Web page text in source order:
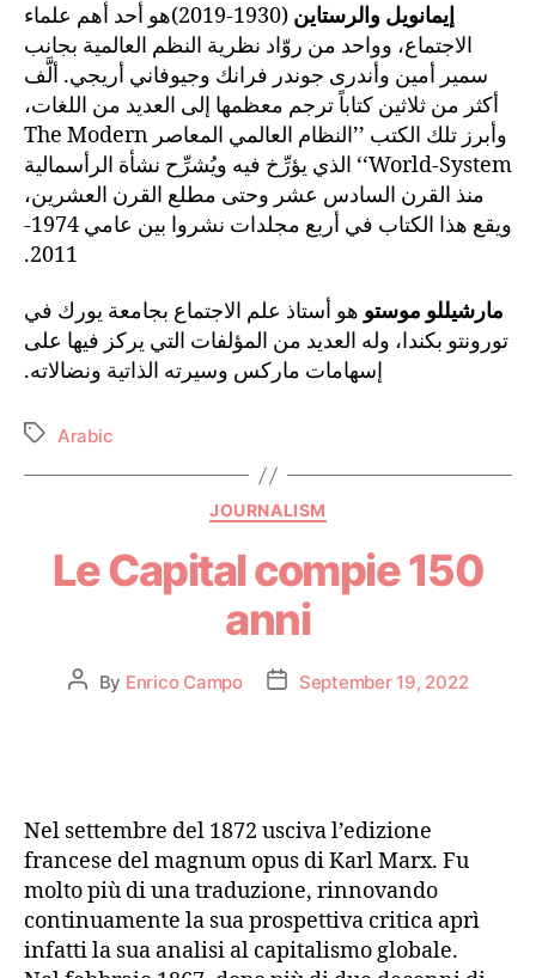
إيمانويل والرستاين
(1930-2019)هو أحد أهم علماء
الاجتماع، وواحد من روّاد نظرية النظم العالمية بجانب
سمير أمين وأندرى جوندر فرانك وجيوفاني أريجي. ألَّف
أكثر من ثلاثين كتاباً ترجم معظمها إلى العديد من اللغات،
وأبرز تلك الكتب ’’النظام العالمي المعاصر The Modern
World-System‘‘ الذي يؤرِّخ فيه ويُشرِّح نشأة الرأسمالية
منذ القرن السادس عشر وحتى مطلع القرن العشرين،
ويقع هذا الكتاب في أربع مجلدات نشروا بين عامي 1974-
2011.
مارشيللو موستو هو أستاذ علم الاجتماع بجامعة يورك في
تورونتو بكندا، وله العديد من المؤلفات التي يركز فيها على
إسهامات ماركس وسيرته الذاتية ونضالاته.
Arabic
JOURNALISM
Le Capital compie 150
anni
By Enrico Campo September 19, 2022
Nel settembre del 1872 usciva l’edizione
francese del magnum opus di Karl Marx. Fu
molto più di una traduzione, rinnovando
continuamente la sua prospettiva critica aprì
infatti la sua analisi al capitalismo globale.